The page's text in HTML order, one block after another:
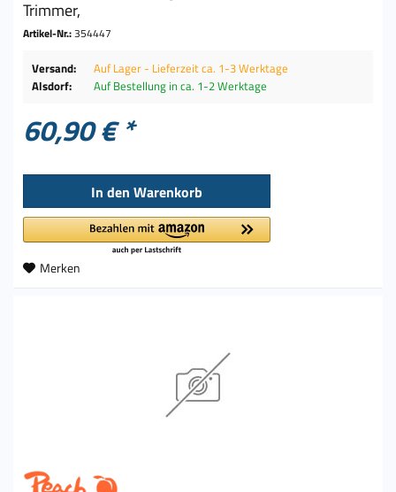
Trimmer,
Artikel-Nr.:354447
Versand:
Auf Lager - Lieferzeit ca. 1-3 Werktage
Alsdorf:
Auf Bestellung in ca. 1-2 Werktage
60,90 € *
In den Warenkorb
Merken